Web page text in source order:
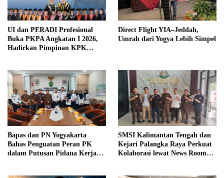
UI dan PERADI Profesional
Buka PKPA Angkatan I 2026,
Hadirkan Pimpinan KPK
Direct Flight YIA–Jeddah,
Umrah dari Yogya Lebih Simpel
Bapas dan PN Yogyakarta
Bahas Penguatan Peran PK
dalam Putusan Pidana Kerja
SMSI Kalimantan Tengah dan
Kejari Palangka Raya Perkuat
Kolaborasi lewat News Room